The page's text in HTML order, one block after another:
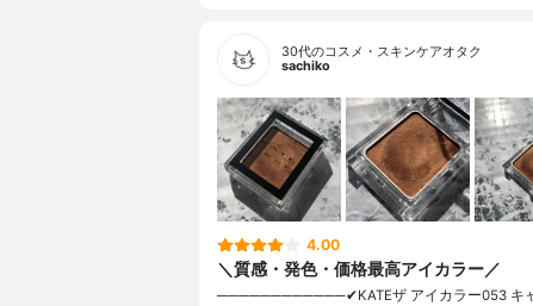
30代のコスメ・スキンケアオタク
sachiko
4.00
＼質感・発色・価格最高アイカラー／
────────────✔︎KATEザ アイカラー053 キ